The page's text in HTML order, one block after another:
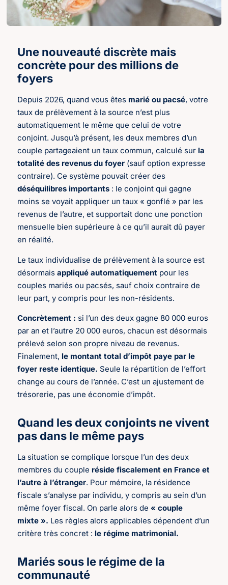
Une nouveauté discrète mais
concrète pour des millions de
foyers
Depuis 2026, quand vous êtes marié ou pacsé, votre
taux de prélèvement à la source n’est plus
automatiquement le même que celui de votre
conjoint. Jusqu’à présent, les deux membres d’un
couple partageaient un taux commun, calculé sur la
totalité des revenus du foyer (sauf option expresse
contraire). Ce système pouvait créer des
déséquilibres importants : le conjoint qui gagne
moins se voyait appliquer un taux « gonflé » par les
revenus de l’autre, et supportait donc une ponction
mensuelle bien supérieure à ce qu’il aurait dû payer
en réalité.
Le taux individualise de prélèvement à la source est
désormaisappliqué automatiquement pour les
couples mariés ou pacsés, sauf choix contraire de
leur part, y compris pour les non-résidents.
Concrètement : si l’un des deux gagne 80 000 euros
par an et l’autre 20 000 euros, chacun est désormais
prélevé selon son propre niveau de revenus.
Finalement, le montant total d’impôt paye par le
foyer reste identique. Seule la répartition de l’effort
change au cours de l’année. C’est un ajustement de
trésorerie, pas une économie d’impôt.
Quand les deux conjoints ne vivent
pas dans le même pays
La situation se complique lorsque l’un des deux
membres du couple réside fiscalement en France et
l’autre à l’étranger. Pour mémoire, la résidence
fiscale s’analyse par individu, y compris au sein d’un
même foyer fiscal. On parle alors de« couple
mixte ». Les règles alors applicables dépendent d’un
critère très concret : le régime matrimonial.
Mariés sous le régime de la
communauté